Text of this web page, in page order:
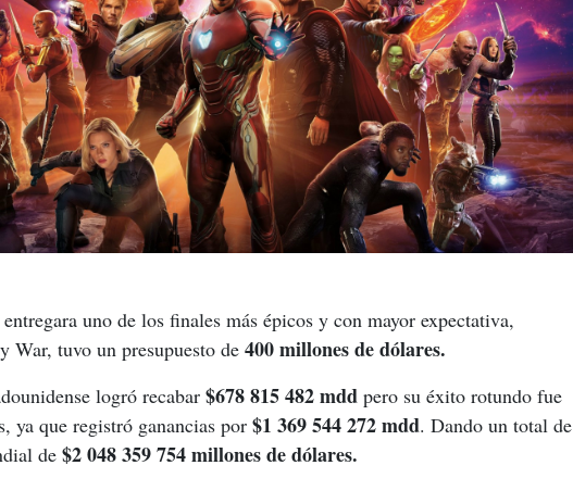
uno de los finales más épicos y con mayor expectativa,
War, tuvo un presupuesto de 400 millones de dólares.
logró recabar $678 815 482 mdd pero su éxito rotundo fue
ya que registró ganancias por $1 369 544 272mdd. Dando un total de
de $2 048 359 754 millones de dólares.